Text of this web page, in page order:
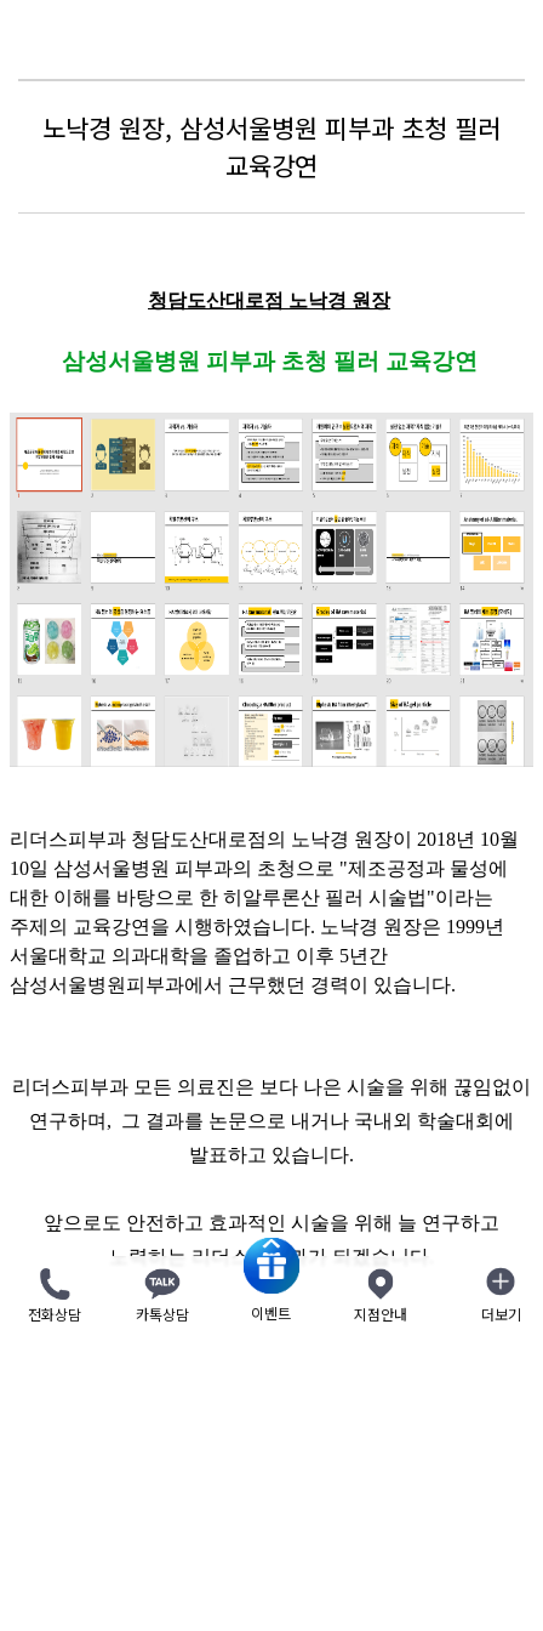
노낙경 원장, 삼성서울병원 피부과 초청 필러
교육강연
청담도산대로점 노낙경 원장
삼성서울병원 피부과 초청 필러 교육강연
리더스피부과 청담도산대로점의 노낙경 원장이 2018년 10월
10일 삼성서울병원 피부과의 초청으로 "제조공정과 물성에
대한 이해를 바탕으로 한 히알루론산 필러 시술법"이라는
주제의 교육강연을 시행하였습니다. 노낙경 원장은 1999년
서울대학교 의과대학을 졸업하고 이후 5년간
삼성서울병원피부과에서 근무했던 경력이 있습니다.
리더스피부과 모든 의료진은 보다 나은 시술을 위해 끊임없이
연구하며, 그 결과를 논문으로 내거나 국내외 학술대회에
발표하고 있습니다.
앞으로도 안전하고 효과적인 시술을 위해 늘 연구하고
노력하는 리더스피부과가 되겠습니다.
닫기
전화상담 카톡상담 이벤트 지점안내 더보기